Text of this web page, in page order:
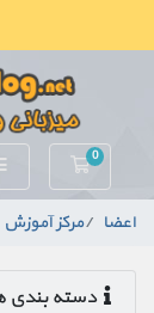
0 کارت خرید
اعضا مرکز آموزش
دسته بندی